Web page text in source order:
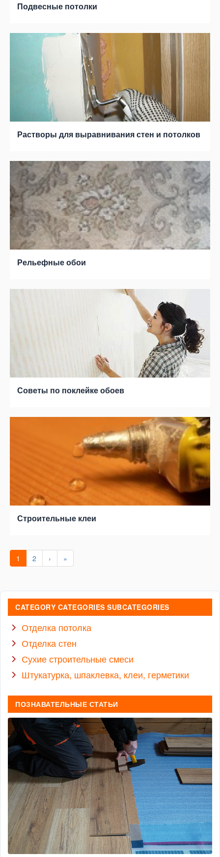
Подвесные потолки
Растворы для выравнивания стен и потолков
Рельефные обои
Советы по поклейке обоев
Строительные клеи
1 2 › »
CATEGORY CATEGORIES SUBCATEGORIES
Отделка потолка
Отделка стен
Сухие строительные смеси
Штукатурка, шпаклевка, клеи, герметики
ПОЗНАВАТЕЛЬНЫЕ СТАТЬИ